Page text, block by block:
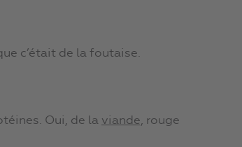
c’était de la foutaise.
Oui, de la viande, rouge